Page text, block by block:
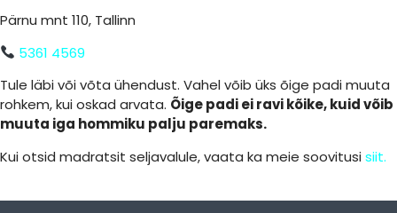
Pärnu mnt 110, Tallinn
5361 4569
Tule läbi või võta ühendust. Vahel võib üks õige padi muuta
rohkem, kui oskad arvata. Õige padi ei ravi kõike, kuid võib
muuta iga hommiku palju paremaks.
Kui otsid madratsit seljavalule, vaata ka meie soovitusisiit.